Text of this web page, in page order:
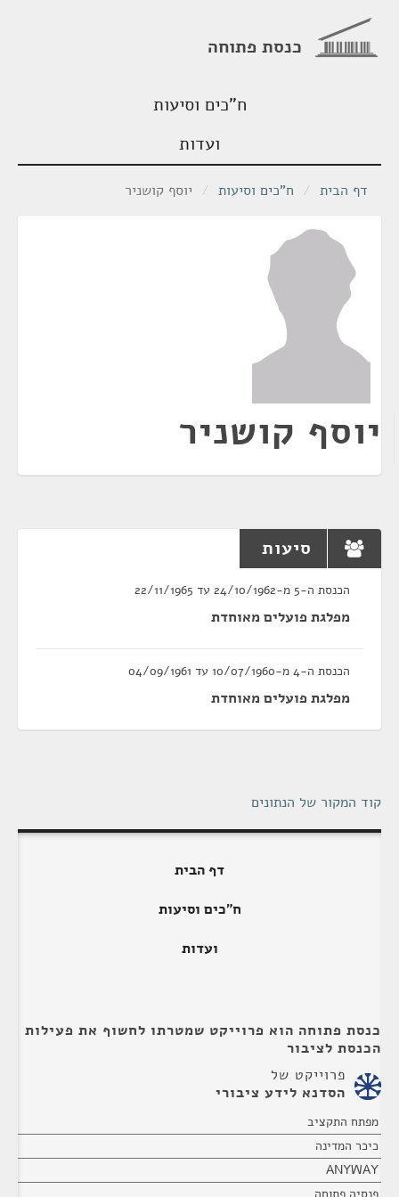
כנסת פתוחה
ח"כים וסיעות
ועדות
דף הבית / ח"כים וסיעות / יוסף קושניר
יוסף קושניר
סיעות
הכנסת ה-5 מ-24/10/1962 עד 22/11/1965
מפלגת פועלים מאוחדת
הכנסת ה-4 מ-10/07/1960 עד 04/09/1961
מפלגת פועלים מאוחדת
קוד המקור של הנתונים
דף הבית
ח"כים וסיעות
ועדות
כנסת פתוחה הוא פרוייקט שמטרתו לחשוף את פעילות
הכנסת לציבור
פרוייקט של
הסדנא לידע ציבורי
מפתח התקציב
כיכר המדינה
ANYWAY